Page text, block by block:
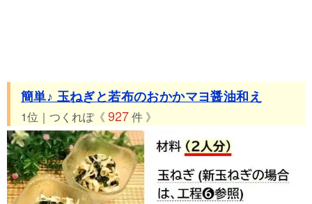
簡単♪ 玉ねぎと若布のおかかマヨ醤油和え
1位｜つくれぽ《 927件 》